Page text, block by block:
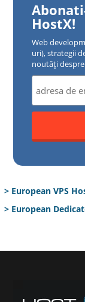
HostX!
Web
uri), strategii
noutăți
> European VPS
> European